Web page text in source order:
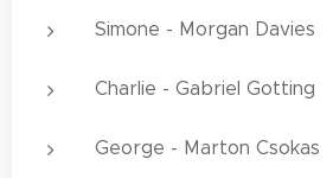
Simone - Morgan Davies
Charlie - Gabriel Gotting
George - Marton Csokas